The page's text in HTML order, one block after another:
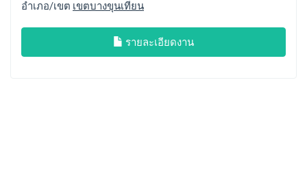
อำเภอ/เขต เขตบางขุนเทียน
รายละเอียดงาน